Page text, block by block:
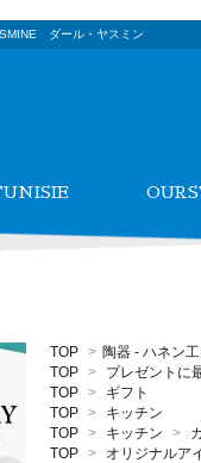
ダール・ヤスミン
TOP > 陶器 - ハネン
TOP >
プレゼントに
TOP >
ギフト
TOP >
キッチン
TOP > キッチン >
TOP >
オリジナルア